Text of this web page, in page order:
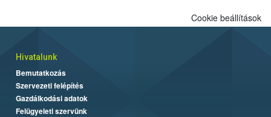
Cookie beállítások
Hivatalunk
Bemutatkozás
Szervezeti felépítés
Gazdálkodási adatok
Felügyeleti szervünk